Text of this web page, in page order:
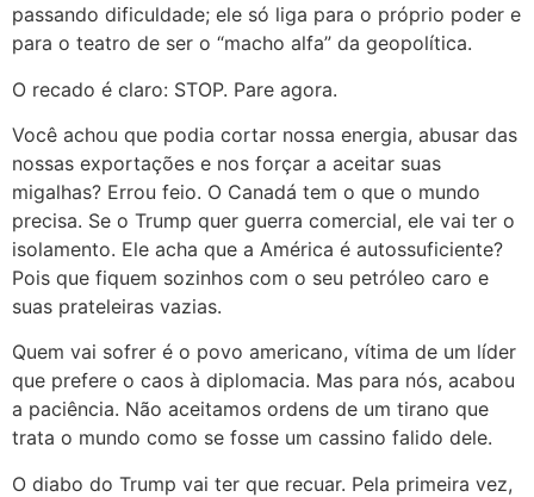
passando dificuldade; ele só liga para o próprio poder e
para o teatro de ser o “macho alfa” da geopolítica.
O recado é claro: STOP. Pare agora.
Você achou que podia cortar nossa energia, abusar das
nossas exportações e nos forçar a aceitar suas
migalhas? Errou feio. O Canadá tem o que o mundo
precisa. Se o Trump quer guerra comercial, ele vai ter o
isolamento. Ele acha que a América é autossuficiente?
Pois que fiquem sozinhos com o seu petróleo caro e
suas prateleiras vazias.
Quem vai sofrer é o povo americano, vítima de um líder
que prefere o caos à diplomacia. Mas para nós, acabou
a paciência. Não aceitamos ordens de um tirano que
trata o mundo como se fosse um cassino falido dele.
O diabo do Trump vai ter que recuar. Pela primeira vez,